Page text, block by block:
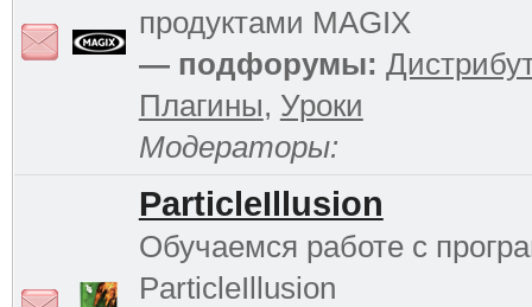
продуктами MAGIX
— подфорумы:
Плагины, Уроки
Модераторы:
ParticleIllusion
Обучаемся работе с
ParticleIllusion